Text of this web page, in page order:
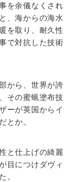
を余儀なくされ
、海からの海水
を取り、耐久性
で対抗した技術
から、世界が誇
その蜜蝋塗布技
ーが英国からイ
とか。
と仕上げの綺麗
目につけダヴィ
。